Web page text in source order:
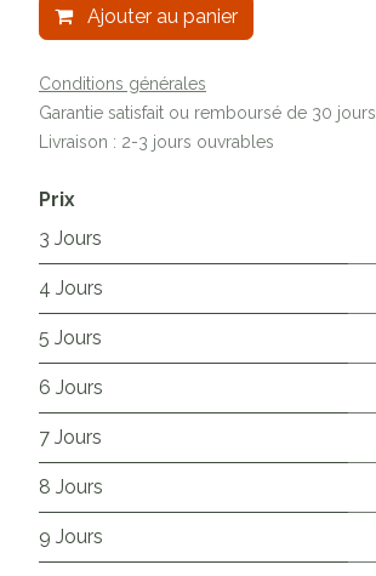
Ajouter au panier
Conditions générales
Garantie satisfait ou remboursé de 30 jours
Livraison : 2-3 jours ouvrables
Prix
3 Jours
4 Jours
5 Jours
6 Jours
7 Jours
8 Jours
9 Jours